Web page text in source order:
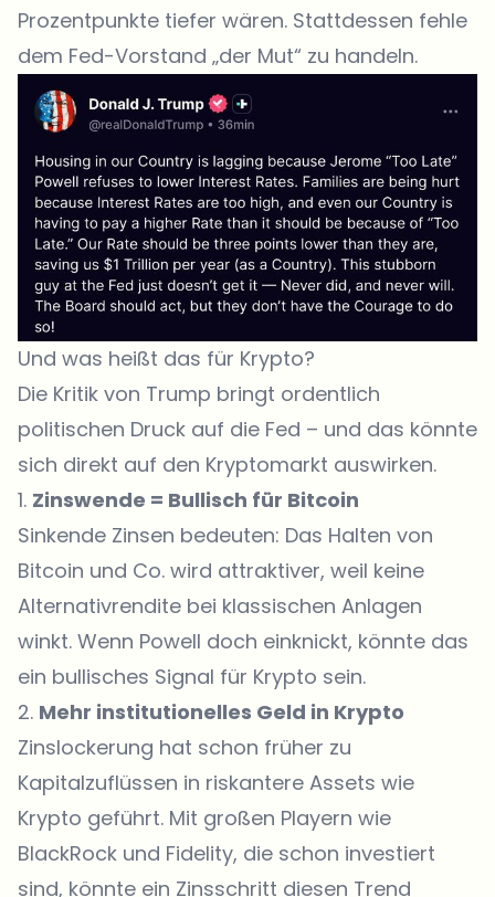
Prozentpunkte tiefer wären. Stattdessen fehle
dem Fed-Vorstand „der Mut“ zu handeln.
Und was heißt das für Krypto?
Die Kritik von Trump bringt ordentlich
politischen Druck auf die Fed – und das könnte
sich direkt auf den Kryptomarkt auswirken.
1. Zinswende = Bullisch für Bitcoin
Sinkende Zinsen bedeuten: Das Halten von
Bitcoin und Co. wird attraktiver, weil keine
Alternativrendite bei klassischen Anlagen
winkt. Wenn Powell doch einknickt, könnte das
ein bullisches Signal für Krypto sein.
2. Mehr institutionelles Geld in Krypto
Zinslockerung hat schon früher zu
Kapitalzuflüssen in riskantere Assets wie
Krypto geführt. Mit großen Playern wie
BlackRock und Fidelity, die schon investiert
sind, könnte ein Zinsschritt diesen Trend